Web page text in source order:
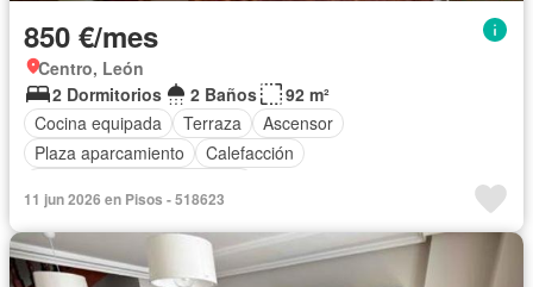
850 €/mes
Centro, León
2 Dormitorios
2 Baños
92 m²
Cocina equipada
Terraza
Ascensor
Plaza aparcamiento
Calefacción
11 jun 2026 en Pisos - 518623